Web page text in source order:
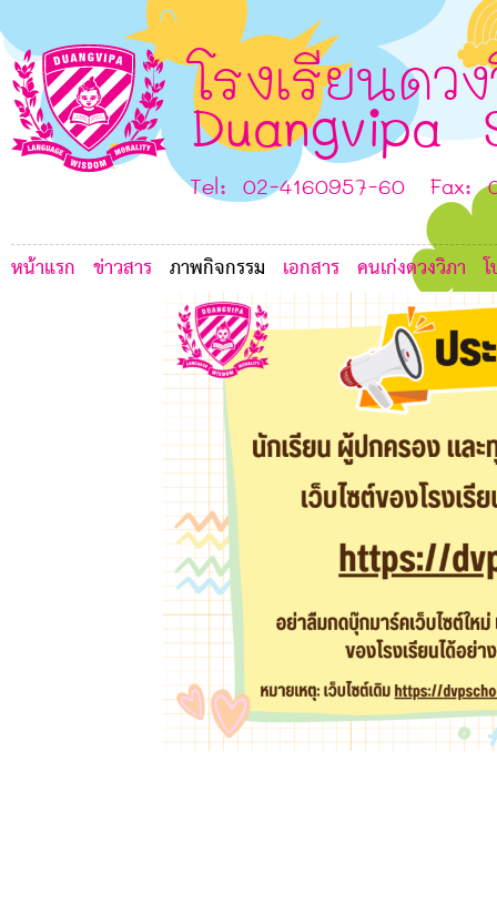
โรงเรียนดว
Duangvipa
Tel: 02-4160957-60 Fax:
หน้าแรก ข่าวสาร ภาพกิจกรรม เอกสาร คนเก่งดวงวิภา
F